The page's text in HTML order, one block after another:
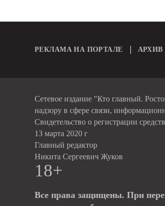
РЕКЛАМА НА ПОРТАЛЕ
Сетевое издание "Кто главный.
надзору в сфере связи,
Свидетельство о регистрации
13 марта 2020 г
Главный редактор
Никита Сергеевич Жуков
18+
Все права защищены. При